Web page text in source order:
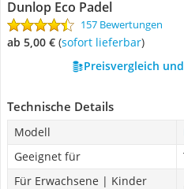
Dunlop Eco Padel
157 Bewertungen
ab 5,00 € ( Sofort lieferbar)
Preisvergleich
Technische Details
Modell
Geeignet für
Für Erwachsene | Kinder